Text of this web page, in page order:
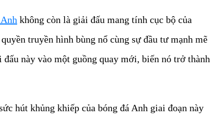
không còn là giải đấu mang tính cục bộ của
truyền hình bùng nổ cùng sự đầu tư mạnh mẽ
này vào một guồng quay mới, biến nó trở thành
hút khủng khiếp của bóng đá Anh giai đoạn này